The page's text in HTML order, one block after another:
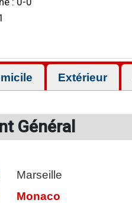
Extérieur
Général
Marseille
Monaco